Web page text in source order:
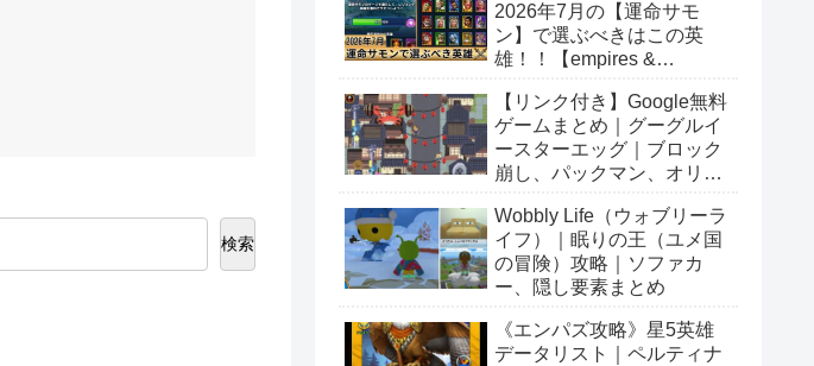
検索
2026年7月の【運命サモ
ン】で選ぶべきはこの英
雄！！【empires &
【リンク付き】Google無料
ゲームまとめ｜グーグルイ
ースターエッグ｜ブロック
崩し、パックマン、オリン
Wobbly Life（ウォブリーラ
イフ）｜眠りの王（ユメ国
の冒険）攻略｜ソファカ
ー、隠し要素まとめ
《エンパズ攻略》星5英雄
データリスト｜ペルティナ